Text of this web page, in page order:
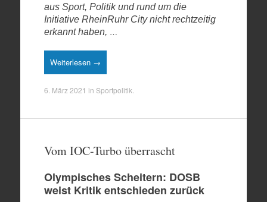
aus Sport, Politik und rund um die
Initiative RheinRuhr City nicht rechtzeitig
erkannt haben, …
Weiterlesen →
6. März 2021 in Sportpolitik
Vom IOC-Turbo überrascht
Olympisches Scheitern: DOSB
weist Kritik entschieden zurück